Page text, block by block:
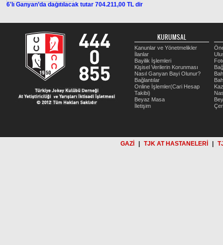
6'lı Ganyan’da dağıtılacak tutar 704.211,00 TL dir
KURUMSAL
Kanunlar ve Yönetmelikler
İlanlar
Bayilik İşlemleri
Kişisel Verilerin Korunması
Nasıl Ganyan Bayi Olunur?
Bağlantılar
Online İşlemler(Cari Hesap
Takibi)
Beyaz Masa
İletişim
GAZİ TJK AT HASTANELERİ